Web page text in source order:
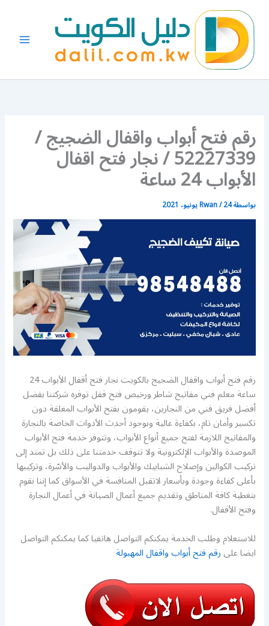
المحتوى
رقم فتح أبواب واقفال الضجيج /
52227339 / نجار فتح اقفال
الأبواب 24 ساعة
بواسطة Rwan/24 يونيو، 2021
رقم فتح أبواب واقفال الضجيج بالكويت نجار فتح أقفال الأبواب 24
ساعة معلم فني مفاتيح شاطر ورخيص فتح قفل توفره شركتنا بفضل
أفضل فريق فني من النجارين، يقومون بفتح الأبواب المغلقة دون
تكسير وأمان تام، بكفاءة عالية وبوجود أحدث الأدوات الخاصة بالنجارة
والمفاتيح اللازمة لفتح جميع أنواع الأبواب، وتتوفر خدمة فتح الأبواب
الموصدة والأبواب الإلكترونية ولا تتوقف خدمتنا على ذلك بل تمتد إلى
تركيب الكوالين وإصلاح الشبابيك والأبواب والدواليب والأسّرة، وتركيبها
بأعلى كفاءة وجودة وبأسعار لاتقبل المنافسة في الأسواق كما إننا نقوم
بتغطية كافة المناطق وتقديم جميع أعمال الصيانة في أعمال النجارة
وفتح الأقفال.
للاستعلام وطلب الخدمة يمكنكم التواصل هاتفيا كما يمكنكم التواصل
ايضا علىرقم فتح أبواب واقفال المهبولة